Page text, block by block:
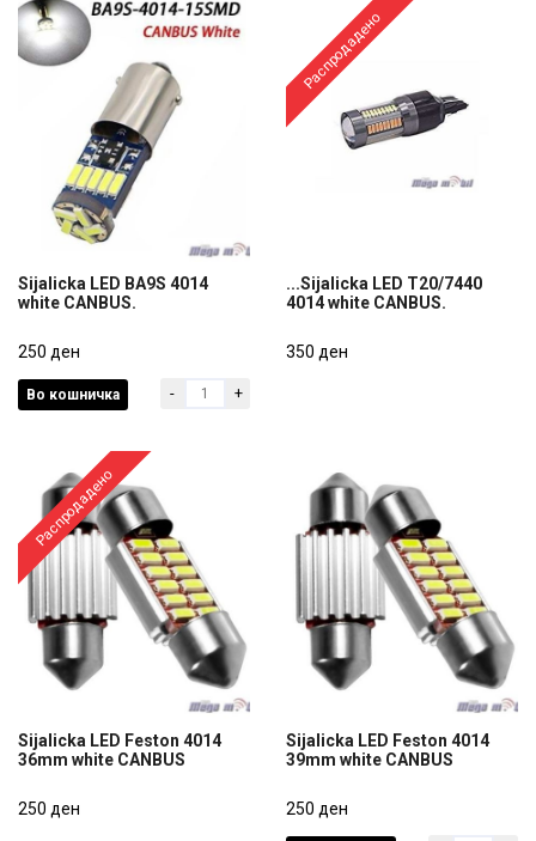
white CANBUS.
250 ден
Sijalicka LED BA9S 4014
white CANBUS.
250 ден
Во кошничка - +
Распродадено
4014 white CANBUS.
...Sijalicka LED T20/7440
4014 white CANBUS.
350 ден
Распродадено
36mm white CANBUS
Sijalicka LED Feston 4014
36mm white CANBUS
250 ден
39mm white CANBUS
Sijalicka LED Feston 4014
39mm white CANBUS
250 ден